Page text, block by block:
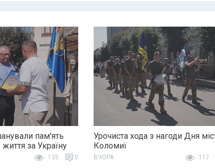
пам'ять
за Україну
135 0
Урочиста хода з нагоди Дня
Коломиї
ВЧОРА 117